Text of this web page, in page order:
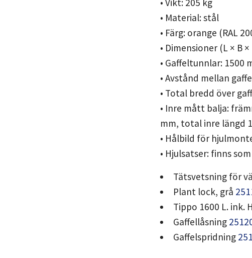
• Material: stål
• Färg: orange (RAL
• Dimensioner (L × B
• Gaffeltunnlar: 1500
• Avstånd mellan
• Total bredd över
• Inre mått balja:
mm, total inre längd
• Hålbild för
• Hjulsatser: finns
Tätsvetsning för
Plant lock, grå
Tippo 1600 L. ink.
Gaffellåsning
Gaffelspridning